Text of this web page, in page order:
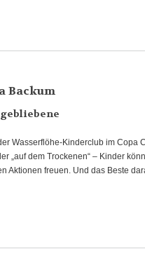
Backum
Wasserflöhe-Kinderclub im Copa
„auf dem Trockenen“ – Kinder
Aktionen freuen. Und das Beste